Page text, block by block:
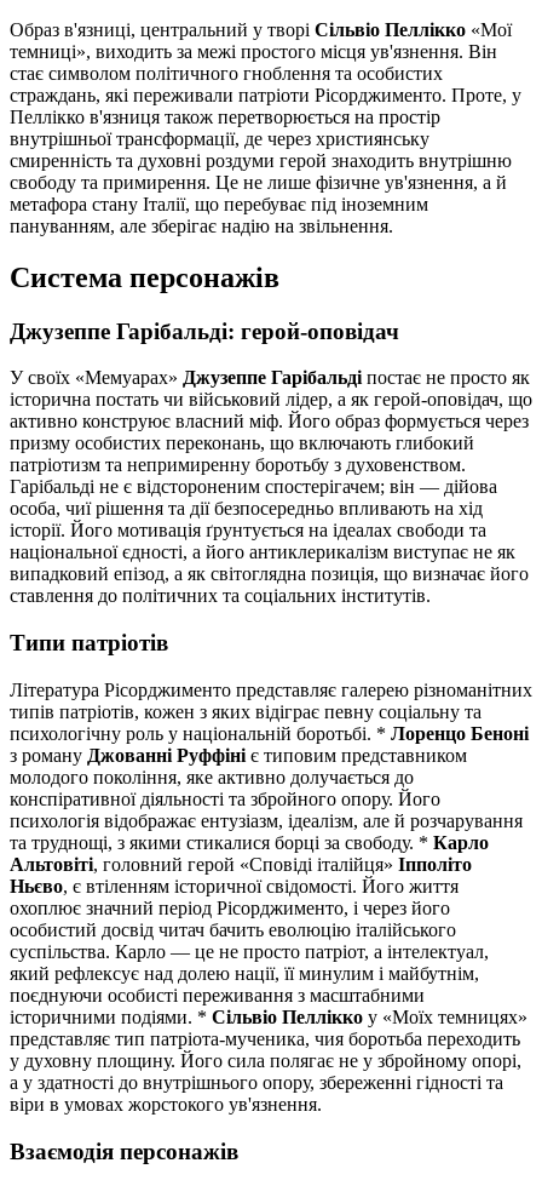
Образ в'язниці, центральний у творі Сільвіо Пеллікко «Мої
темниці», виходить за межі простого місця ув'язнення. Він
стає символом політичного гноблення та особистих
страждань, які переживали патріоти Рісорджименто. Проте, у
Пеллікко в'язниця також перетворюється на простір
внутрішньої трансформації, де через християнську
смиренність та духовні роздуми герой знаходить внутрішню
свободу та примирення. Це не лише фізичне ув'язнення, а й
метафора стану Італії, що перебуває під іноземним
пануванням, але зберігає надію на звільнення.
Система персонажів
Джузеппе Гарібальді: герой-оповідач
У своїх «Мемуарах» Джузеппе Гарібальдіпостає не просто як
історична постать чи військовий лідер, а як герой-оповідач, що
активно конструює власний міф. Його образ формується через
призму особистих переконань, що включають глибокий
патріотизм та непримиренну боротьбу з духовенством.
Гарібальді не є відстороненим спостерігачем; він — дійова
особа, чиї рішення та дії безпосередньо впливають на хід
історії. Його мотивація ґрунтується на ідеалах свободи та
національної єдності, а його антиклерикалізм виступає не як
випадковий епізод, а як світоглядна позиція, що визначає його
ставлення до політичних та соціальних інститутів.
Типи патріотів
Література Рісорджименто представляє галерею різноманітних
типів патріотів, кожен з яких відіграє певну соціальну та
психологічну роль у національній боротьбі. * Лоренцо Беноні
з роману Джованні Руффіні є типовим представником
молодого покоління, яке активно долучається до
конспіративної діяльності та збройного опору. Його
психологія відображає ентузіазм, ідеалізм, але й розчарування
та труднощі, з якими стикалися борці за свободу. * Карло
Альтовіті, головний герой «Сповіді італійця» Іпполіто
Ньєво, є втіленням історичної свідомості. Його життя
охоплює значний період Рісорджименто, і через його
особистий досвід читач бачить еволюцію італійського
суспільства. Карло — це не просто патріот, а інтелектуал,
який рефлексує над долею нації, її минулим і майбутнім,
поєднуючи особисті переживання з масштабними
історичними подіями. * Сільвіо Пеллікко у «Моїх темницях»
представляє тип патріота-мученика, чия боротьба переходить
у духовну площину. Його сила полягає не у збройному опорі,
а у здатності до внутрішнього опору, збереженні гідності та
віри в умовах жорстокого ув'язнення.
Взаємодія персонажів